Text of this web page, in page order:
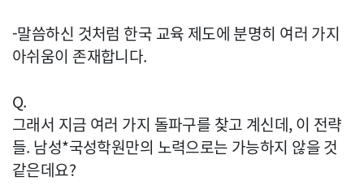
-말씀하신 것처럼 한국 교육 제도에 분명히 여러 가지
아쉬움이 존재합니다.
Q.
그래서 지금 여러 가지 돌파구를 찾고 계신데, 이 전략
들. 남성*국성학원만의 노력으로는 가능하지 않을 것
같은데요?